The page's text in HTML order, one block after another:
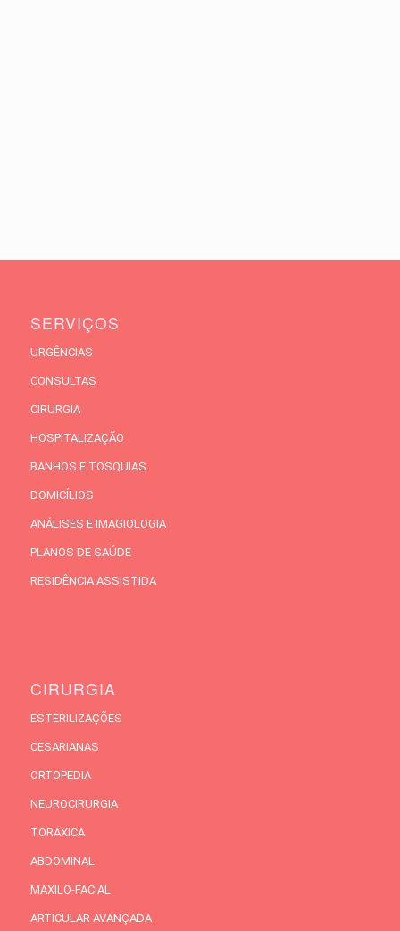
SERVIÇOS
URGÊNCIAS
CONSULTAS
CIRURGIA
HOSPITALIZAÇÃO
BANHOS E TOSQUIAS
DOMICÍLIOS
ANÁLISES E IMAGIOLOGIA
PLANOS DE SAÚDE
RESIDÊNCIA ASSISTIDA
CIRURGIA
ESTERILIZAÇÕES
CESARIANAS
ORTOPEDIA
NEUROCIRURGIA
TORÁXICA
ABDOMINAL
MAXILO-FACIAL
ARTICULAR AVANÇADA